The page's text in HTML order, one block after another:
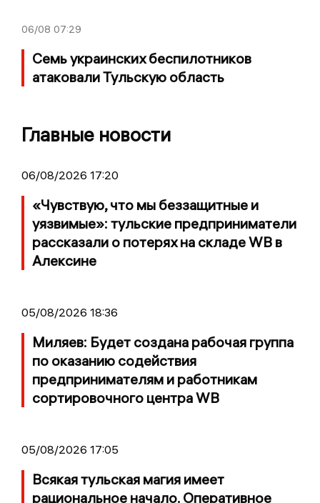
06/08 07:29
Семь украинских беспилотников
атаковали Тульскую область
Главные новости
06/08/2026 17:20
«Чувствую, что мы беззащитные и
уязвимые»: тульские предприниматели
рассказали о потерях на складе WB в
Алексине
05/08/2026 18:36
Миляев: Будет создана рабочая группа
по оказанию содействия
предпринимателям и работникам
сортировочного центра WB
05/08/2026 17:05
Всякая тульская магия имеет
рациональное начало. Оперативное